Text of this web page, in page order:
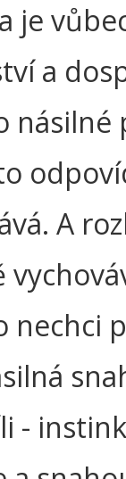
je
a
A
nechci
-